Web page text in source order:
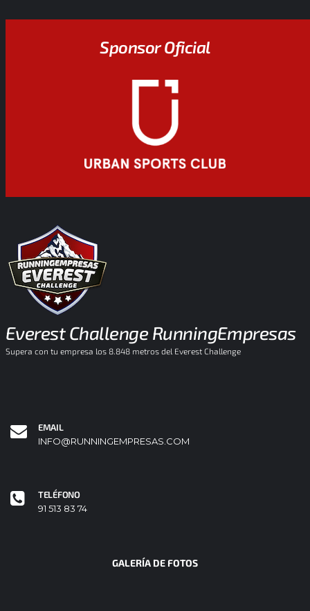
Sponsor Oficial
Everest Challenge RunningEmpresas
Supera con tu empresa los 8.848 metros del Everest Challenge
EMAIL
INFO@RUNNINGEMPRESAS.COM
TELÉFONO
91 513 83 74
GALERÍA DE FOTOS